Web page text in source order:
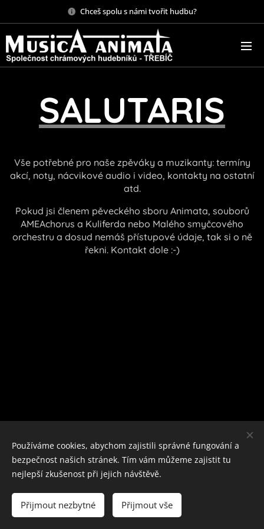
Chceš spolu s námi tvořit hudbu?
SALUTARIS
Vše potřebné pro naše zpěváky a muzikanty: termíny
akcí, noty, nácvikové audio i video, kontakty na ostatní
atd.
Pokud jsi členem pěveckého sboru Animata, souborů
AMEAchorus a Kuliferda nebo Malého smyčcového
orchestru a dosud nemáš přístupové údaje, tak si o ně
řekni. Kontakt dole :-)
Musica animata z.s., Mládežnická 980/8, 674 01 TŘEBÍČ, Ing.
Karel Tomek, 604 213 248, tomek@animata.cz
IČ: 70818827, Číslo účtu: 1472883379/0800, Datová schránka:
9y5iig
SALUTARIS - pro členy sboru i orchestru
Používáme cookies, abychom zajistili správné fungování a
bezpečnost našich stránek. Tím vám můžeme zajistit tu
nejlepší zkušenost při jejich návštěvě.
Přijmout nezbytné Přijmout vše